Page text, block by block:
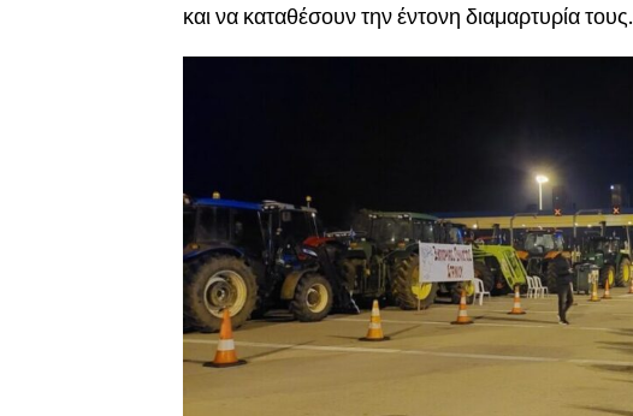
και να καταθέσουν την έντονη διαμαρτυρία τους.